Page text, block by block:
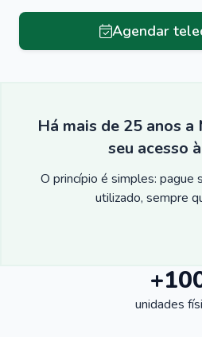
Agendar
Há mais de 25 anos
seu acesso
O princípio é simples: pague
utilizado, sempre
unidades